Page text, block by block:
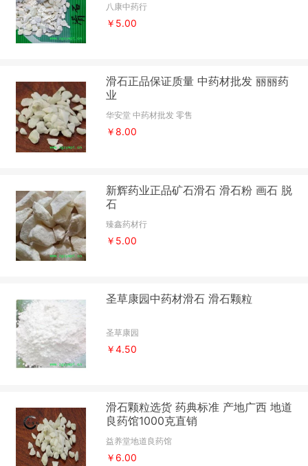
八康中药行
￥5.00
滑石正品保证质量 中药材批发 丽丽药
业
华安堂 中药材批发 零售
￥8.00
新辉药业正品矿石滑石 滑石粉 画石 脱
石
臻鑫药材行
￥5.00
圣草康园中药材滑石 滑石颗粒
圣草康园
￥4.50
滑石颗粒选货 药典标准 产地广西 地道
良药馆1000克直销
益养堂地道良药馆
￥6.00